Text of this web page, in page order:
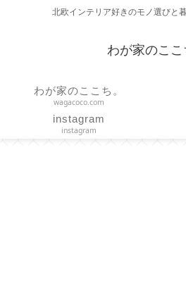
北欧インテリア好きのモノ選びと
わが家のここ
わが家のここち。
wagacoco.com
instagram
instagram